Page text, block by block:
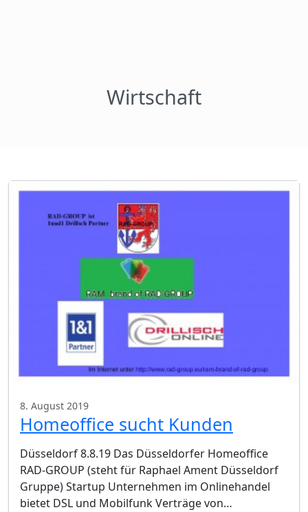
Wirtschaft
8. August 2019
Homeoffice sucht Kunden
Düsseldorf 8.8.19 Das Düsseldorfer Homeoffice
RAD-GROUP (steht für Raphael Ament Düsseldorf
Gruppe) Startup Unternehmen im Onlinehandel
bietet DSL und Mobilfunk Verträge von…